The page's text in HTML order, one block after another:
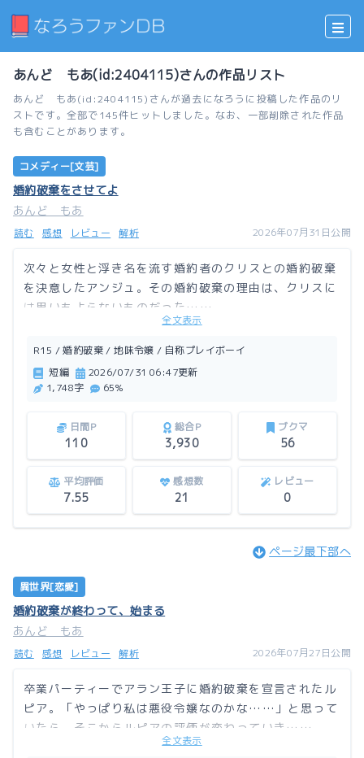
あんど もあ(id:2404115)さんの作品リスト
あんど もあ(id:2404115)さんが過去になろうに投稿した作品のリ
ストです。全部で145件ヒットしました。なお、一部削除された作品
も含むことがあります。
コメディー[文芸]
婚約破棄をさせてよ
あんど もあ
読む 感想 レビュー 解析 2026年07月31日公開
次々と女性と浮き名を流す婚約者のクリスとの婚約破棄
を決意したアンジュ。その婚約破棄の理由は、クリスに
は思いもよらないものだった……。
コメディーです。下品な言葉が飛び交うので15禁で
す。
この作品はアルファポリスにも掲載しています。
全文表示
R15 / 婚約破棄 / 地味令嬢 / 自称プレイボーイ
短編
2026/07/31 06:47更新
1,748字
65%
日間P
110
総合P
3,930
ブクマ
56
平均評価
7.55
感想数
21
レビュー
0
ページ最下部へ
異世界[恋愛]
婚約破棄が終わって、始まる
あんど もあ
読む 感想 レビュー 解析 2026年07月27日公開
卒業パーティーでアラン王子に婚約破棄を宣言されたル
ピア。「やっぱり私は悪役令嬢なのかな……」と思って
いたら、そこからルピアの評価が変わっていき……。
全文表示